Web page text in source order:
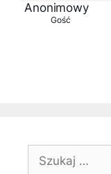
Anonimowy
Gość
Szukaj: